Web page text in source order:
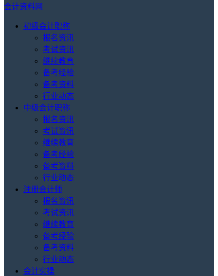
会计资料网
初级会计职称
报名资讯
考试资讯
继续教育
备考经验
备考资料
行业动态
中级会计职称
报名资讯
考试资讯
继续教育
备考经验
备考资料
行业动态
注册会计师
报名资讯
考试资讯
继续教育
备考经验
备考资料
行业动态
会计实操